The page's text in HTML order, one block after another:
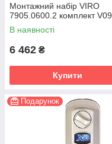
Монтажний набір VIRO
7905.0600.2 комплект V09
В наявності
6 462 ₴
Купити
Подарунок